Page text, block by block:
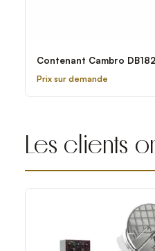
Contenant Cambro
Prix sur demande
Les clients